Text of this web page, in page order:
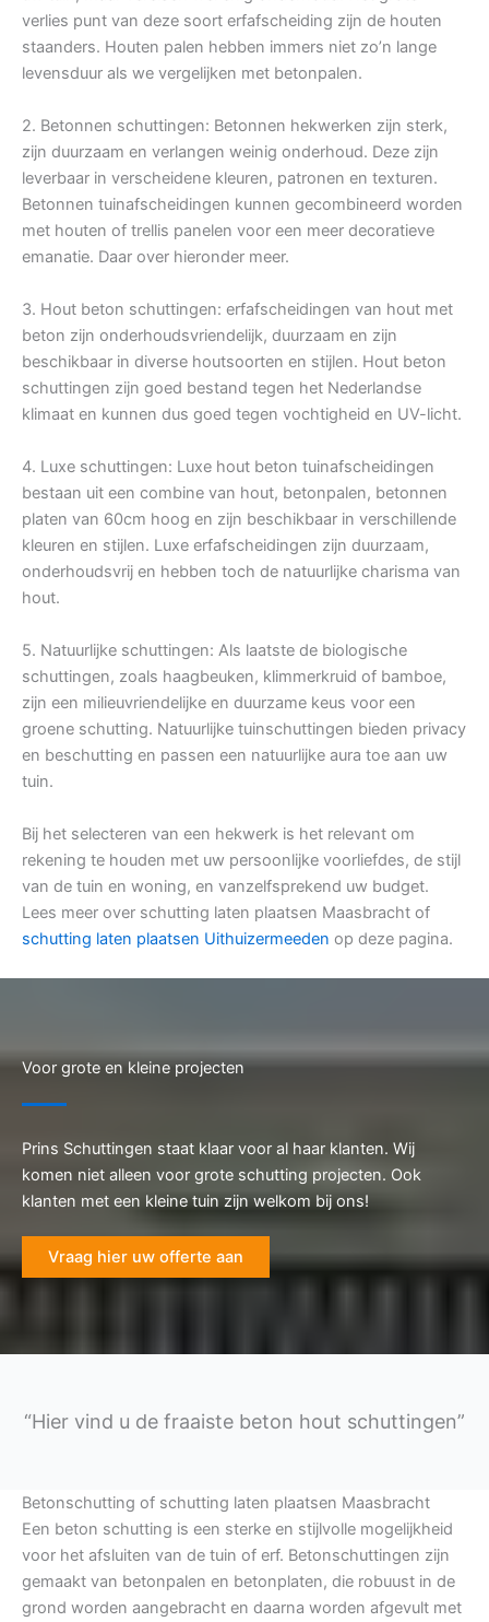
verlies punt van deze soort erfafscheiding zijn de houten
staanders. Houten palen hebben immers niet zo’n lange
levensduur als we vergelijken met betonpalen.
2. Betonnen schuttingen: Betonnen hekwerken zijn sterk,
zijn duurzaam en verlangen weinig onderhoud. Deze zijn
leverbaar in verscheidene kleuren, patronen en texturen.
Betonnen tuinafscheidingen kunnen gecombineerd worden
met houten of trellis panelen voor een meer decoratieve
emanatie. Daar over hieronder meer.
3. Hout beton schuttingen: erfafscheidingen van hout met
beton zijn onderhoudsvriendelijk, duurzaam en zijn
beschikbaar in diverse houtsoorten en stijlen. Hout beton
schuttingen zijn goed bestand tegen het Nederlandse
klimaat en kunnen dus goed tegen vochtigheid en UV-licht.
4. Luxe schuttingen: Luxe hout beton tuinafscheidingen
bestaan uit een combine van hout, betonpalen, betonnen
platen van 60cm hoog en zijn beschikbaar in verschillende
kleuren en stijlen. Luxe erfafscheidingen zijn duurzaam,
onderhoudsvrij en hebben toch de natuurlijke charisma van
hout.
5. Natuurlijke schuttingen: Als laatste de biologische
schuttingen, zoals haagbeuken, klimmerkruid of bamboe,
zijn een milieuvriendelijke en duurzame keus voor een
groene schutting. Natuurlijke tuinschuttingen bieden privacy
en beschutting en passen een natuurlijke aura toe aan uw
tuin.
Bij het selecteren van een hekwerk is het relevant om
rekening te houden met uw persoonlijke voorliefdes, de stijl
van de tuin en woning, en vanzelfsprekend uw budget.
Lees meer over schutting laten plaatsen Maasbracht of
schutting laten plaatsen Uithuizermeeden op deze pagina.
Voor grote en kleine projecten
Prins Schuttingen staat klaar voor al haar klanten. Wij
komen niet alleen voor grote schutting projecten. Ook
klanten met een kleine tuin zijn welkom bij ons!
Vraag hier uw offerte aan
“Hier vind u de fraaiste beton hout schuttingen”
Betonschutting of schutting laten plaatsen Maasbracht
Een beton schutting is een sterke en stijlvolle mogelijkheid
voor het afsluiten van de tuin of erf. Betonschuttingen zijn
gemaakt van betonpalen en betonplaten, die robuust in de
grond worden aangebracht en daarna worden afgevult met